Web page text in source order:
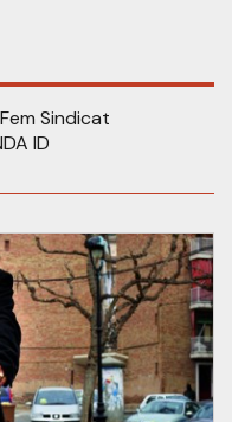
Fem Sindicat
ID